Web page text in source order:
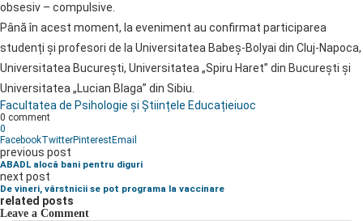
obsesiv – compulsive.
Până în acest moment, la eveniment au confirmat participarea
studenți și profesori de la Universitatea Babeș-Bolyai din Cluj-Napoca,
Universitatea București, Universitatea „Spiru Haret” din București și
Universitatea „Lucian Blaga” din Sibiu.
Facultatea de Psihologie și Științele Educațieiuoc
0 comment
0
FacebookTwitterPinterestEmail
previous post
ABADL alocă bani pentru diguri
next post
De vineri, vârstnicii se pot programa la vaccinare
related posts
Leave a Comment